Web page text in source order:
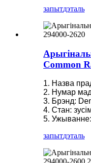
запытдэталь
Common
1. Назва
2. Нумар
3. Брэнд:
4. Стан:
5.
запытдэталь